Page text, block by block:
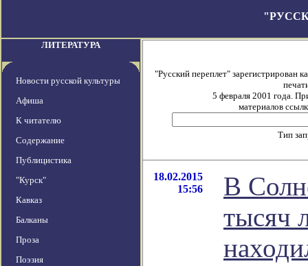
ЛИТЕРАТУРА
Новости русской культуры
Афиша
К читателю
Содержание
Публицистика
"Курск"
Кавказ
Балканы
Проза
Поэзия
"Русский переплет" зарегистрирован
5 февраля 2001 года.
материалов
Тип
18.02.2015
15:56
В
тысяч